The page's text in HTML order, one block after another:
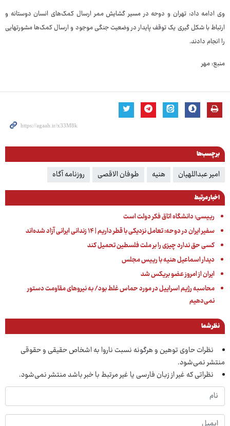
وی ادامه داد: تهران و دوحه در مسیر گشایش ممر ارسال کمک‌های انسان دوستانه و
ارتباط با شکل گیری یک توقف پایدار در وضعیت جنگی موجود و ارسال کمک‌ها مشورتهایی
را انجام دادند.
منبع: مهر
برچسب‌ها
امیر عبداللهیان هنیه طوفان الاقصی روزنامه آگاه
اخبار مرتبط
رییسی: دانشگاه اتاق فکر دولت است
سفیر ایران در دوحه: تعامل نزدیکی با قطر داریم | ۱۴ زندانی ایرانی آزاد شده‌اند
کسی حق ندارد چیزی را بر ملت فلسطین تحمیل کند
دیدار اسماعیل هنیه با رییس مجلس
ایران از امروز عضو بریکس شد
محاسبه رژیم اسراییل در مورد حماس غلط بود/ به نیروهای مقاومت دستور
نمی‌دهیم
نظر شما
نظرات حاوی توهین و هرگونه نسبت ناروا به اشخاص حقیقی و حقوقی
منتشر نمی‌شود.
نظراتی که غیر از زبان فارسی یا غیر مرتبط با خبر باشد منتشر نمی‌شود.